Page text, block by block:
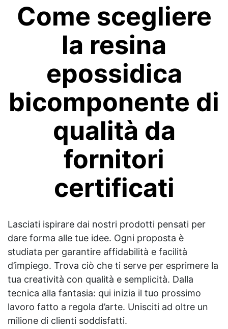
Come scegliere
la resina
epossidica
bicomponente di
qualità da
fornitori
certificati
Lasciati ispirare dai nostri prodotti pensati per
dare forma alle tue idee. Ogni proposta è
studiata per garantire affidabilità e facilità
d’impiego. Trova ciò che ti serve per esprimere la
tua creatività con qualità e semplicità. Dalla
tecnica alla fantasia: qui inizia il tuo prossimo
lavoro fatto a regola d’arte. Unisciti ad oltre un
milione di clienti soddisfatti.